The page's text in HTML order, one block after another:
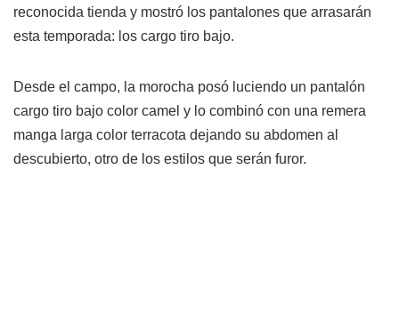
reconocida tienda y mostró los pantalones que arrasarán
esta temporada: los cargo tiro bajo.
Desde el campo, la morocha posó luciendo un pantalón
cargo tiro bajo color camel y lo combinó con una remera
manga larga color terracota dejando su abdomen al
descubierto, otro de los estilos que serán furor.